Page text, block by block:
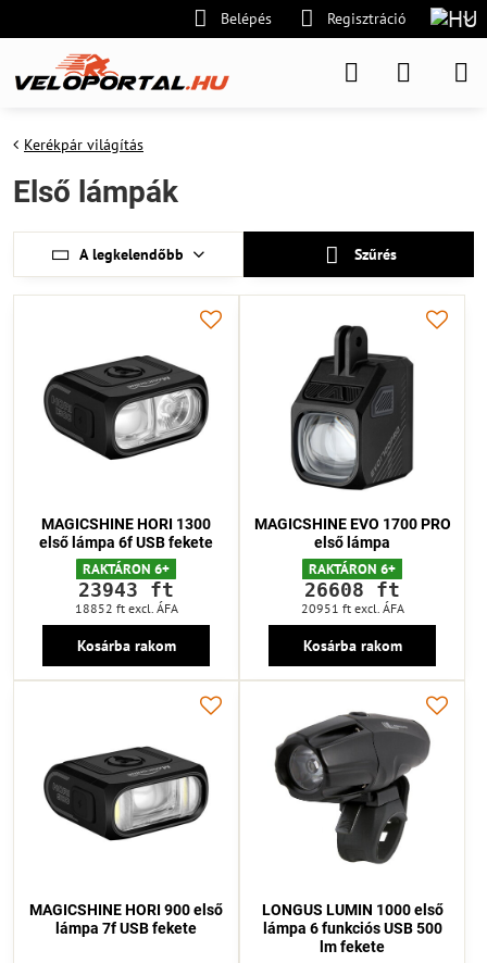
Belépés Regisztráció
Kerékpár világítás
Első lámpák
A legkelendőbb Szűrés
MAGICSHINE HORI 1300
első lámpa 6f USB fekete
RAKTÁRON 6+
23943 ft
18852 ft excl. ÁFA
Kosárba rakom
MAGICSHINE EVO 1700 PRO
első lámpa
RAKTÁRON 6+
26608 ft
20951 ft excl. ÁFA
Kosárba rakom
MAGICSHINE HORI 900 első
lámpa 7f USB fekete
LONGUS LUMIN 1000 első
lámpa 6 funkciós USB 500
lm fekete